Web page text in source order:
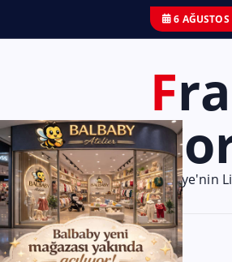
6
Franchise
Türkiye'nin